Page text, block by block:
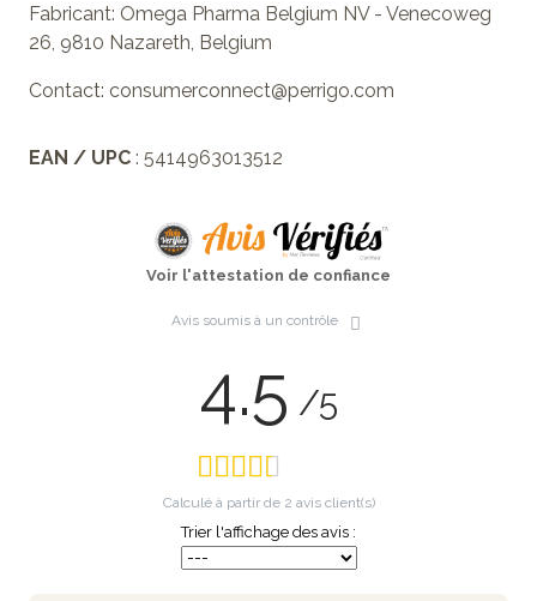
Fabricant: Omega Pharma Belgium NV - Venecoweg
26, 9810 Nazareth, Belgium
Contact: consumerconnect@perrigo.com
EAN / UPC : 5414963013512
Voir l'attestation de confiance
Avis soumis à un contrôle
4.5 /5
Calculé à partir de 2 avis client(s)
Trier l'affichage des avis :